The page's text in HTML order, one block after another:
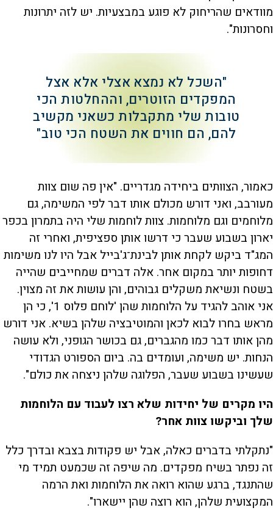
מוודאים שהריחוק לא פוגע במבצעיות. יש לזה יתרונות
וחסרונות".
"השכל לא נמצא אצלי אלא אצל
המפקדים הזוטרים, וההחלטות הכי
טובות שלי מתקבלות כשאני מקשיב
להם, הם חווים את השטח הכי טוב"
כאמור, הצוותים ביחידה מגדריים. "אין פה שום צוות
מעורבב, ואני דורש מכולם אותו דבר לפי המשימה, גם
מלוחמים וגם מלוחמות. צוות לוחמות שלי היה בתמרון בכפר
יארון בשבוע שעבר כי דרשו אותן ספציפית, ואחרי זה
המג"ד ביקש לקחת אותן לבינת־ג'בייל אבל היו לנו משימות
דחופות יותר במקום אחר. אלה דברים שמחייבים שהייה
בשטח ונשיאת משקלים גבוהים, והן עושות את זה מצוין.
אני אוהב להגיד על הלוחמות שהן 'לוחם פלוס 1', כי הן
מראש בחרו לבוא לכאן והמוטיבציה שלהן בשיא. אני דורש
מהן אותו דבר כמו מהגברים, גם בכושר הגופני, ולא עושה
הנחות. יש משימה, ועומדים בה. ביום הספורט הגדודי
שעשינו בשבוע שעבר, הפלוגה שלהן ניצחה את כולם".
היו מקרים של יחידות שלא רצו לעבוד עם הלוחמות
שלך וביקשו צוות אחר?
"נתקלתי בדברים כאלה, אבל יש פקודות בצבא ובדרך כלל
זה נפתר בשיח מפקדים. מה שיפה זה שכמעט תמיד מי
שהתנגד, ברגע שהוא רואה את הלוחמות ואת הרמה
המקצועית שלהן, הוא רוצה שהן יישארו".